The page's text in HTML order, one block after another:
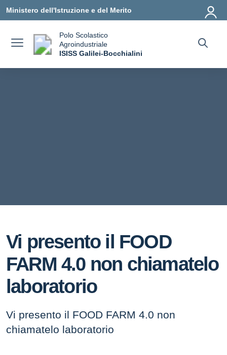
Ministero dell'Istruzione e del Merito
Polo Scolastico
Agroindustriale
ISISS Galilei-Bocchialini
Vi presento il FOOD
FARM 4.0 non chiamatelo
laboratorio
Vi presento il FOOD FARM 4.0 non
chiamatelo laboratorio